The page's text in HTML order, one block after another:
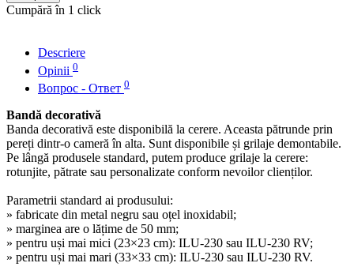
Cumpără în 1 click
Descriere
Opinii 0
Вопрос - Ответ 0
Bandă decorativă
Banda decorativă este disponibilă la cerere. Aceasta pătrunde prin
pereți dintr-o cameră în alta. Sunt disponibile și grilaje demontabile.
Pe lângă produsele standard, putem produce grilaje la cerere:
rotunjite, pătrate sau personalizate conform nevoilor clienților.
Parametrii standard ai produsului:
» fabricate din metal negru sau oțel inoxidabil;
» marginea are o lățime de 50 mm;
» pentru uși mai mici (23×23 cm): ILU-230 sau ILU-230 RV;
» pentru uși mai mari (33×33 cm): ILU-230 sau ILU-230 RV.